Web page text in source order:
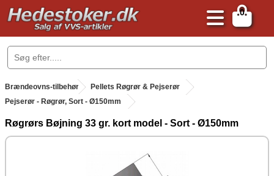
0
.
Brændeovns-tilbehør .
Pellets Røgrør & Pejserør
Pejserør - Røgrør, Sort - Ø150mm
Røgrørs Bøjning 33 gr. kort model - Sort - Ø150mm